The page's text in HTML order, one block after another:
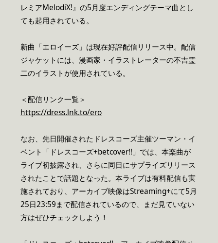
レミアMelodiX!』の5月度エンディングテーマ曲とし
ても起用されている。
新曲「エロイーズ」は現在好評配信リリース中。配信
ジャケットには、漫画家・イラストレーターの不吉霊
二のイラストが使用されている。
＜配信リンク一覧＞
https://dress.lnk.to/ero
なお、先日開催されたドレスコーズ主催ツーマン・イ
ベント「ドレスコーズ+betcover!!」では、本楽曲が
ライブ初披露され、さらに同日にサプライズリリース
されたことで話題となった。本ライブは有料配信も実
施されており、アーカイブ映像はStreaming+にて5月
25日23:59まで配信されているので、まだ見ていない
方はぜひチェックしよう！